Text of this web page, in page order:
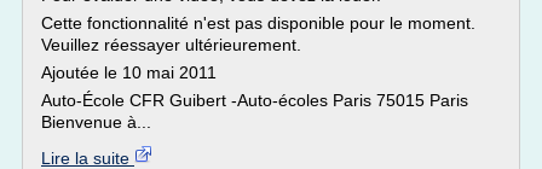
Cette fonctionnalité n'est pas disponible pour le moment.
Veuillez réessayer ultérieurement.
Ajoutée le 10 mai 2011
Auto-École CFR Guibert -Auto-écoles Paris 75015 Paris
Bienvenue à...
Lire la suite